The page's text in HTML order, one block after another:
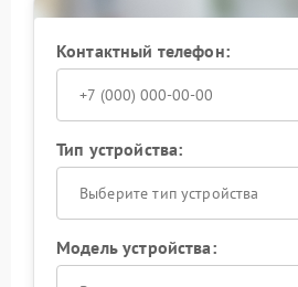
Контактный телефон:
Тип устройства:
Выберите тип устройства
Модель устройства: